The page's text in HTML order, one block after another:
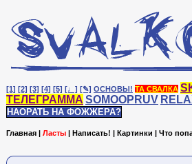
[1] [2] [3] [4] [5] [♩] [✎] ОСНОВЫ! ТА СВАЛКА
ТЕЛЕГРАММА SOMOOPRUV
НАОРАТЬ НА ФОЖЖЕРА?
Главная | Ласты | Написать! | Картинки | Что